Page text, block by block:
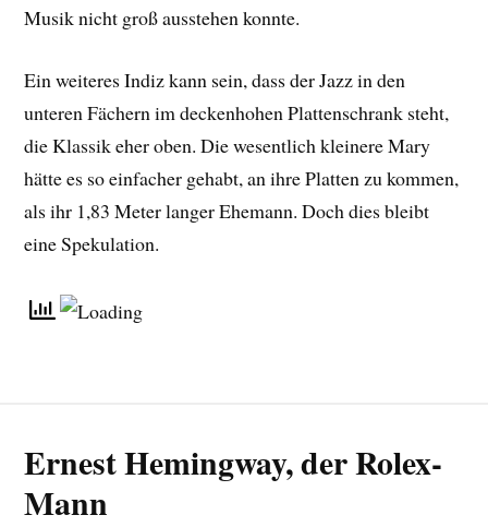
Musik nicht groß ausstehen konnte.
Ein weiteres Indiz kann sein, dass der Jazz in den
unteren Fächern im deckenhohen Plattenschrank steht,
die Klassik eher oben. Die wesentlich kleinere Mary
hätte es so einfacher gehabt, an ihre Platten zu kommen,
als ihr 1,83 Meter langer Ehemann. Doch dies bleibt
eine Spekulation.
Ernest Hemingway, der Rolex-
Mann